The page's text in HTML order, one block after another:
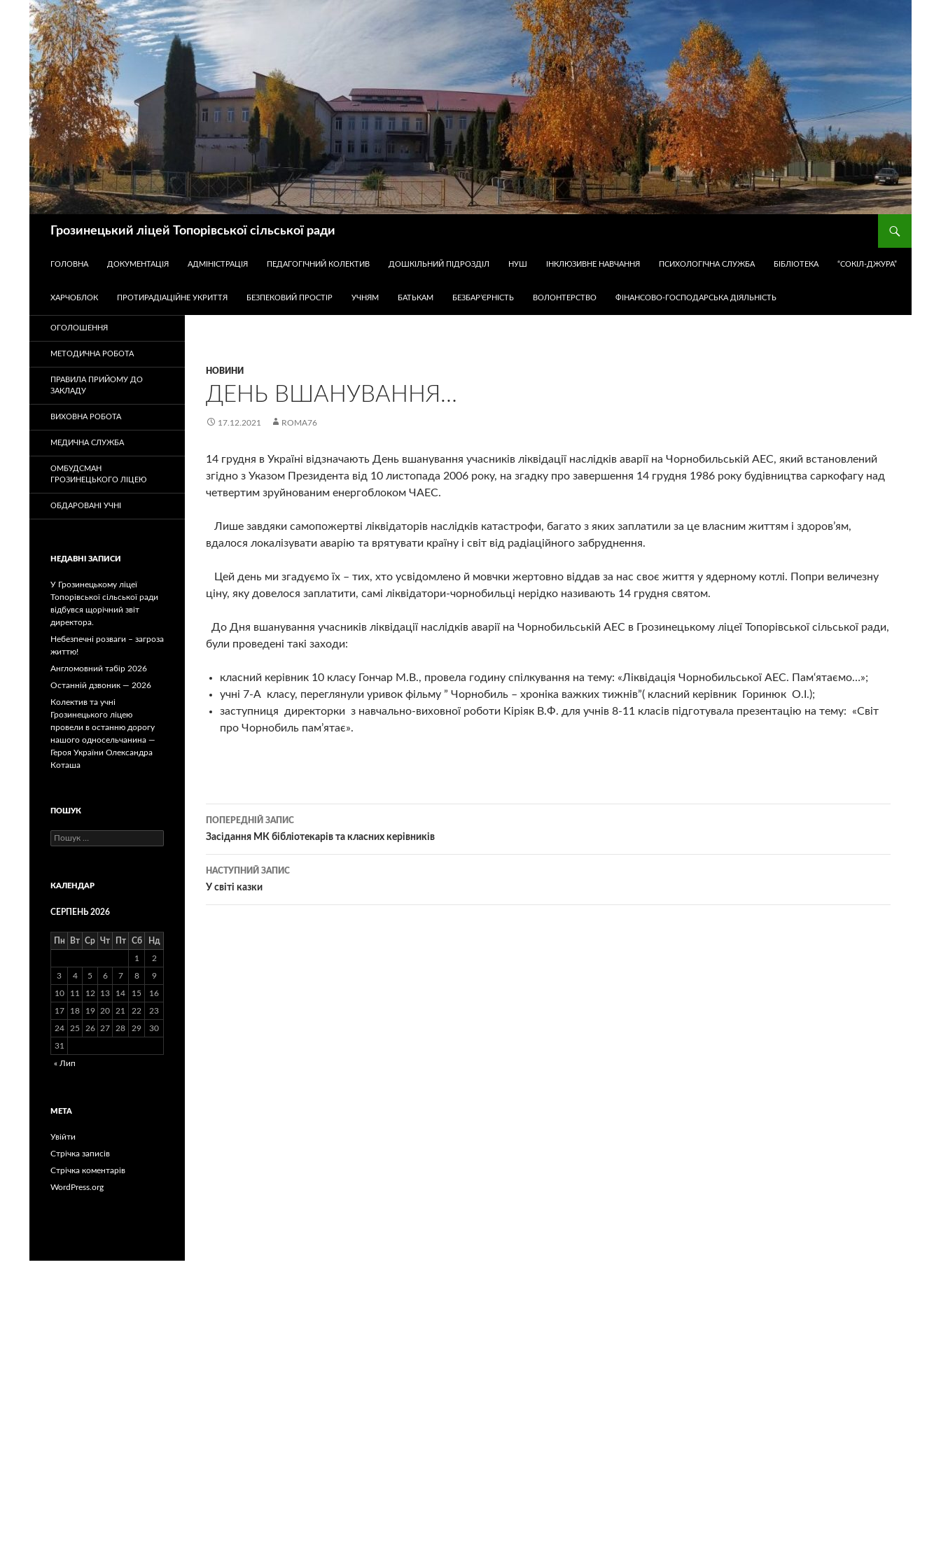
Грозинецький ліцей Топорівської сільської ради
ГОЛОВНА
ДОКУМЕНТАЦІЯ АДМІНІСТРАЦІЯ ПЕДАГОГІЧНИЙ КОЛЕКТИВ ДОШКІЛЬНИЙ ПІДРОЗДІЛ НУШ ІНКЛЮЗИВНЕ НАВЧАННЯ ПСИХОЛОГІЧНА СЛУЖБА БІБЛІОТЕКА “СОКІЛ-ДЖУРА”
ХАРЧОБЛОК ПРОТИРАДІАЦІЙНЕ УКРИТТЯ БЕЗПЕКОВИЙ ПРОСТІР УЧНЯМ БАТЬКАМ БЕЗБАР’ЄРНІСТЬ ВОЛОНТЕРСТВО ФІНАНСОВО-ГОСПОДАРСЬКА ДІЯЛЬНІСТЬ
НОВИНИ
ДЕНЬ ВШАНУВАННЯ…
17.12.2021 ROMA76
14 грудня в Україні відзначають День вшанування учасників ліквідації наслідків аварії на Чорнобильській АЕС, який встановлений
згідно з Указом Президента від 10 листопада 2006 року, на згадку про завершення 14 грудня 1986 року будівництва саркофагу над
четвертим зруйнованим енергоблоком ЧАЕС.
Лише завдяки самопожертві ліквідаторів наслідків катастрофи, багато з яких заплатили за це власним життям і здоров’ям,
вдалося локалізувати аварію та врятувати країну і світ від радіаційного забруднення.
Цей день ми згадуємо їх – тих, хто усвідомлено й мовчки жертовно віддав за нас своє життя у ядерному котлі. Попри величезну
ціну, яку довелося заплатити, самі ліквідатори-чорнобильці нерідко називають 14 грудня святом.
До Дня вшанування учасників ліквідації наслідків аварії на Чорнобильській АЕС в Грозинецькому ліцеї Топорівської сільської ради,
були проведені такі заходи:
класний керівник 10 класу Гончар М.В., провела годину спілкування на тему: «Ліквідація Чорнобильської АЕС. Пам‘ятаємо…»;
учні 7-А класу, переглянули уривок фільму ” Чорнобиль – хроніка важких тижнів”( класний керівник Горинюк О.І.);
заступниця директорки з навчально-виховної роботи Кіріяк В.Ф. для учнів 8-11 класів підготувала презентацію на тему: «Світ
про Чорнобиль пам’ятає».
Навігація
по
записам
ПОПЕРЕДНІЙ ЗАПИС
Засідання МК бібліотекарів та класних керівників
НАСТУПНИЙ ЗАПИС
У світі казки
ОГОЛОШЕННЯ
МЕТОДИЧНА РОБОТА
ПРАВИЛА ПРИЙОМУ ДО
ЗАКЛАДУ
ВИХОВНА РОБОТА
МЕДИЧНА СЛУЖБА
ОМБУДСМАН
ГРОЗИНЕЦЬКОГО ЛІЦЕЮ
ОБДАРОВАНІ УЧНІ
НЕДАВНІ ЗАПИСИ
У Грозинецькому ліцеї
Топорівської сільської ради
відбувся щорічний звіт
директора.
Небезпечні розваги – загроза
життю!
Англомовний табір 2026
Останній дзвоник — 2026
Колектив та учні
Грозинецького ліцею
провели в останню дорогу
нашого односельчанина —
Героя України Олександра
Коташа
ПОШУК
Пошук:
КАЛЕНДАР
СЕРПЕНЬ 2026
Пн Вт Ср Чт Пт Сб Нд
1 2
3 4 5 6 7 8 9
10 11 12 13 14 15 16
17 18 19 20 21 22 23
24 25 26 27 28 29 30
31
« Лип
МЕТА
Увійти
Стрічка записів
Стрічка коментарів
WordPress.org